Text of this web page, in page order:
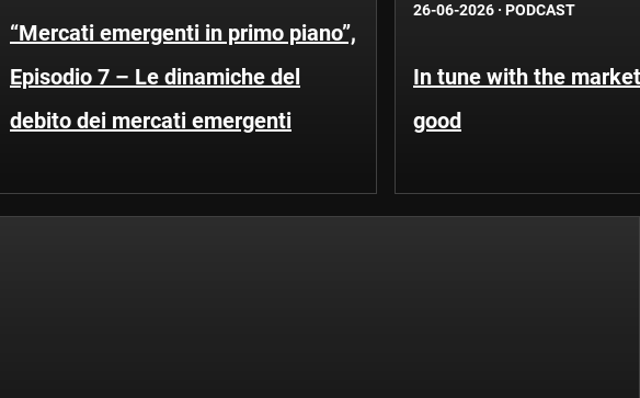
“Mercati emergenti in primo piano”,
Episodio 7 – Le dinamiche del
debito dei mercati emergenti
26-06-2026 · PODCAST
In tune with the
good